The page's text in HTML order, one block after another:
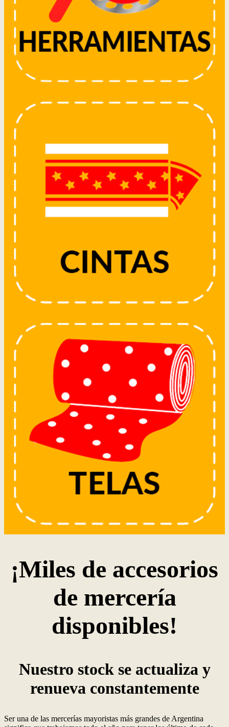
¡Miles de accesorios
de mercería
disponibles!
Nuestro stock se actualiza y
renueva constantemente
Ser una de las mercerías mayoristas más grandes de Argentina